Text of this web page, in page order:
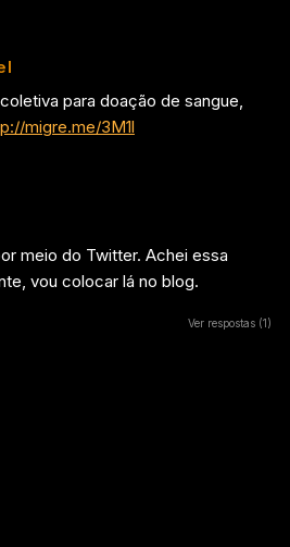
para doação de sangue,
migre.me/3M1l
meio do Twitter. Achei essa
vou colocar lá no blog.
Ver respostas (1)